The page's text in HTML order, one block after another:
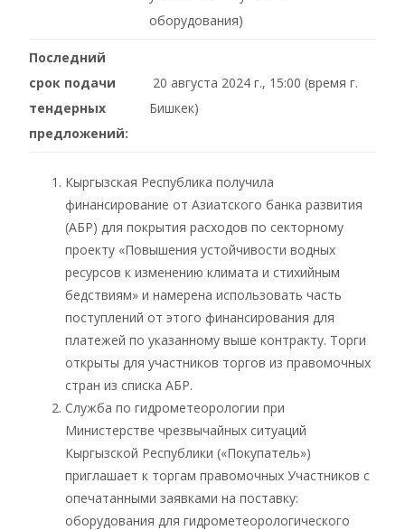
оборудования)
Последний
срок подачи
тендерных
предложений:
20 августа 2024 г., 15:00 (время г.
Бишкек)
Кыргызская Республика получила
финансирование от Азиатского банка развития
(АБР) для покрытия расходов по секторному
проекту «Повышения устойчивости водных
ресурсов к изменению климата и стихийным
бедствиям» и намерена использовать часть
поступлений от этого финансирования для
платежей по указанному выше контракту. Торги
открыты для участников торгов из правомочных
стран из списка АБР.
Служба по гидрометеорологии при
Министерстве чрезвычайных ситуаций
Кыргызской Республики («Покупатель»)
приглашает к торгам правомочных Участников с
опечатанными заявками на поставку:
оборудования для гидрометеорологического